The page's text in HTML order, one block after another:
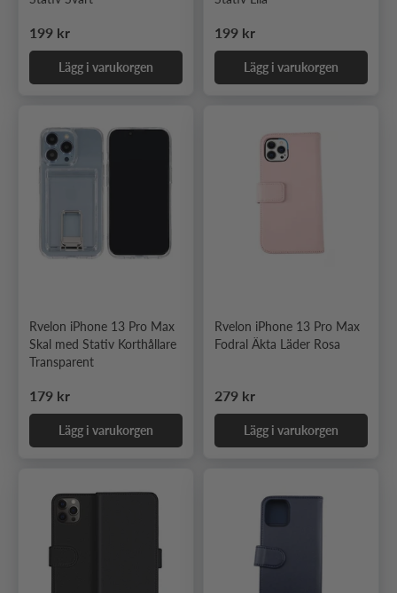
Ordinarie pris
199 kr
Lägg i varukorgen
Ordinarie pris
199 kr
Lägg i varukorgen
Rvelon iPhone 13 Pro Max
Skal med Stativ Korthållare
Transparent
Ordinarie pris
179 kr
Lägg i varukorgen
Rvelon iPhone 13 Pro Max
Fodral Äkta Läder Rosa
Ordinarie pris
279 kr
Lägg i varukorgen